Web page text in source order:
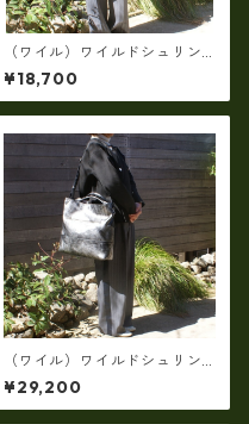
（ワイル）ワイルドシュリン
クレザー2WAYショルダーバッ
グ ・スマートサイズ（日本
製）RM-210455
¥18,700
（ワイル）ワイルドシュリン
クレザー2WAYショルダーバッ
グ XL（日本製）RM-210452
¥29,200